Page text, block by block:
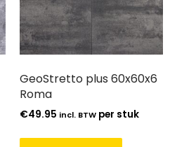
GeoStretto plus 60x60x6
Roma
€49.95 incl. BTW per stuk